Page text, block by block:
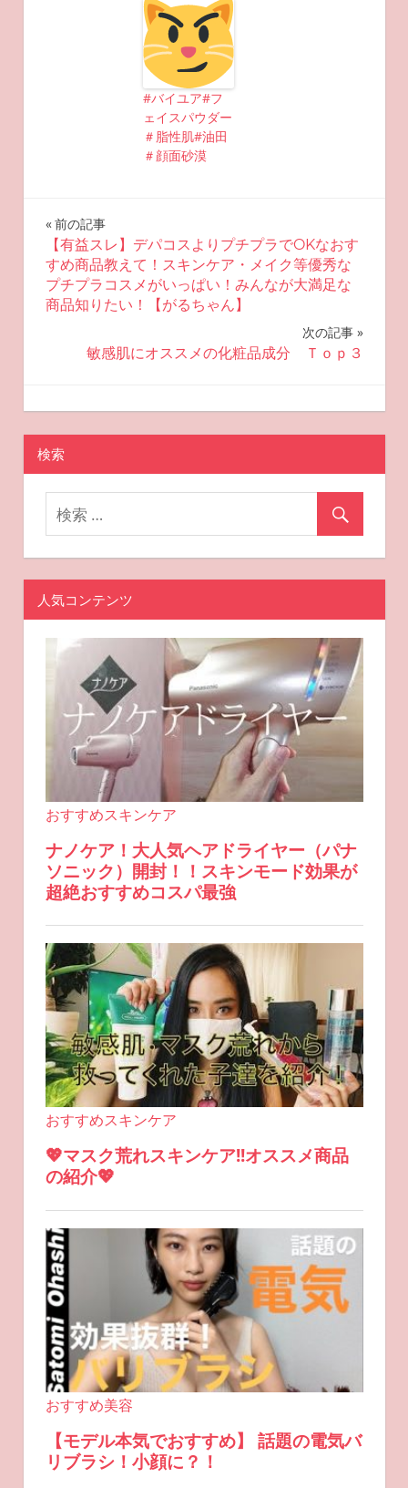
#バイユア#フ
ェイスパウダー
＃脂性肌#油田
＃顔面砂漠
投
稿
ナ
ー
シ
ョ
ン
前の記事
【有益スレ】デパコスよりプチプラでOKなおす
すめ商品教えて！スキンケア・メイク等優秀な
プチプラコスメがいっぱい！みんなが大満足な
商品知りたい！【がるちゃん】
次の記事
敏感肌にオススメの化粧品成分 Ｔｏｐ３
2024-10-04
miyu
おすすめスキンケア
検索
人気コンテンツ